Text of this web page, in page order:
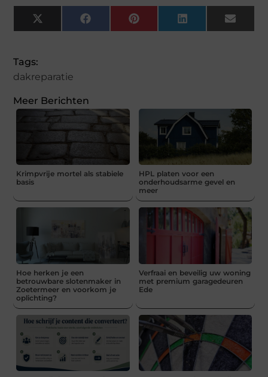
X
(Twitter)
FacebookPinterestLinkedIn Email
Tags:
dakreparatie
Meer Berichten
Krimpvrije mortel als stabiele
basis
HPL platen voor een
onderhoudsarme gevel en
meer
Hoe herken je een
betrouwbare slotenmaker in
Zoetermeer en voorkom je
oplichting?
Verfraai en beveilig uw woning
met premium garagedeuren
Ede